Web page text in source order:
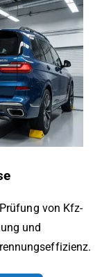
von Kfz-
und